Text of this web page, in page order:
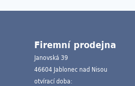
Firemní prodejna
Janovská 39
46604 Jablonec nad Nisou
otvírací doba: